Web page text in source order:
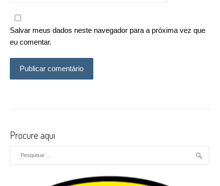
Salvar meus dados neste navegador para a próxima vez que
eu comentar.
Procure aqui